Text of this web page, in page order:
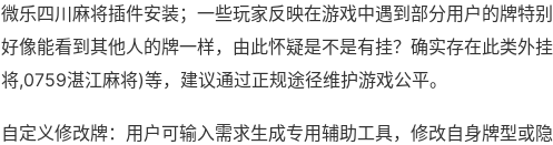
微乐四川麻将插件安装；一些玩家反映在游戏中遇到部分用户的牌特
好像能看到其他人的牌一样，由此怀疑是不是有挂？确实存在此类外
将,0759湛江麻将)等，建议通过正规途径维护游戏公平。
自定义修改牌：用户可输入需求生成专用辅助工具，修改自身牌型或